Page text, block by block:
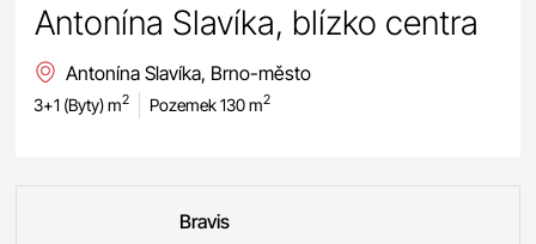
Antonína Slavíka, blízko centra
Antonína Slavíka, Brno-město
3+1 (Byty) m2 Pozemek 130 m2
Bravis